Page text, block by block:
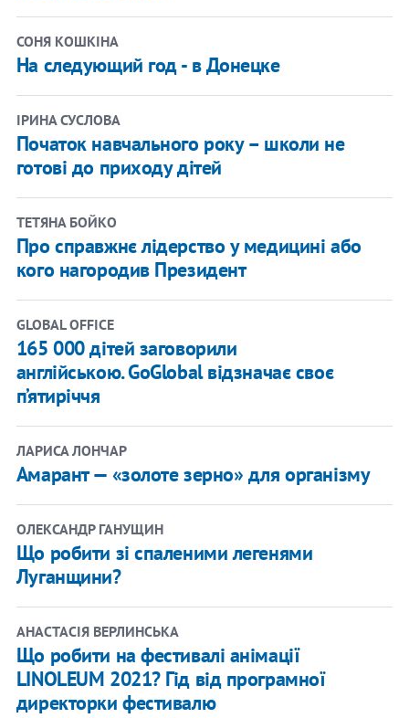
СОНЯ КОШКІНА
На следующий год - в Донецке
ІРИНА СУСЛОВА
Початок навчального року – школи не
готові до приходу дітей
ТЕТЯНА БОЙКО
Про справжнє лідерство у медицині або
кого нагородив Президент
GLOBAL OFFICE
165 000 дітей заговорили
англійською. GoGlobal відзначає своє
п’ятиріччя
ЛАРИСА ЛОНЧАР
Амарант — «золоте зерно» для організму
ОЛЕКСАНДР ГАНУЩИН
Що робити зі спаленими легенями
Луганщини?
АНАСТАСІЯ ВЕРЛИНСЬКА
Що робити на фестивалі анімації
LINOLEUM 2021? Гід від програмної
директорки фестивалю